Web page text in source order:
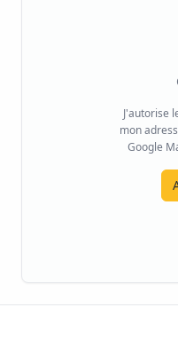
J'autorise
mon
Google